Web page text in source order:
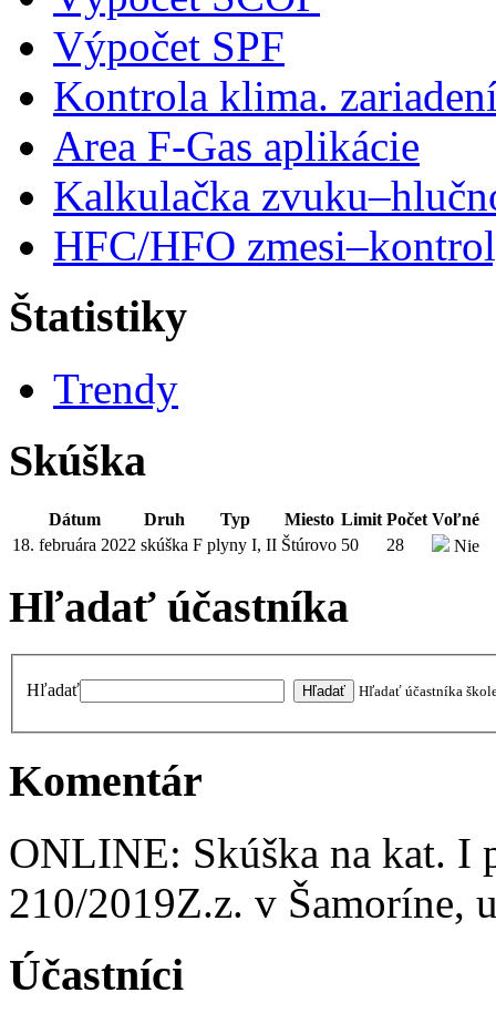
Výpočet SPF
Kontrola klima.
Area F-Gas aplikácie
Kalkulačka
HFC/HFO
Štatistiky
Trendy
Skúška
Dátum Druh Typ Miesto Limit Počet Voľné
18. februára 2022 skúška F plyny I, II Štúrovo 50 28 Nie
Hľadať účastníka
Hľadať Hľadať účastníka
Komentár
ONLINE: Skúška na kat. I
210/2019Z.z. v Šamoríne,
Účastníci